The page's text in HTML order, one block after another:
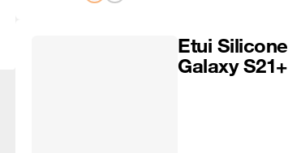
Etui
Galaxy